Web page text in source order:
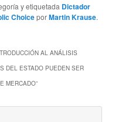
y etiquetada Dictador
ChoiceporMartin Krause.
AL ANÁLISIS
DEL ESTADO PUEDEN SER
MERCADO”